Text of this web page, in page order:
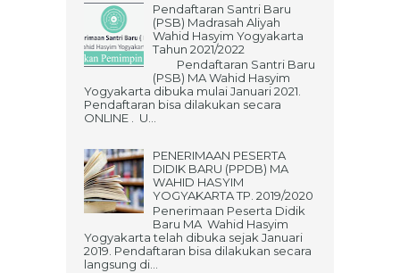
Pendaftaran Santri Baru
(PSB) Madrasah Aliyah
Wahid Hasyim Yogyakarta
Tahun 2021/2022
Pendaftaran Santri Baru
(PSB) MA Wahid Hasyim
Yogyakarta dibuka mulai Januari 2021.
Pendaftaran bisa dilakukan secara
ONLINE . U...
PENERIMAAN PESERTA
DIDIK BARU (PPDB) MA
WAHID HASYIM
YOGYAKARTA TP. 2019/2020
Penerimaan Peserta Didik
Baru MA Wahid Hasyim
Yogyakarta telah dibuka sejak Januari
2019. Pendaftaran bisa dilakukan secara
langsung di...